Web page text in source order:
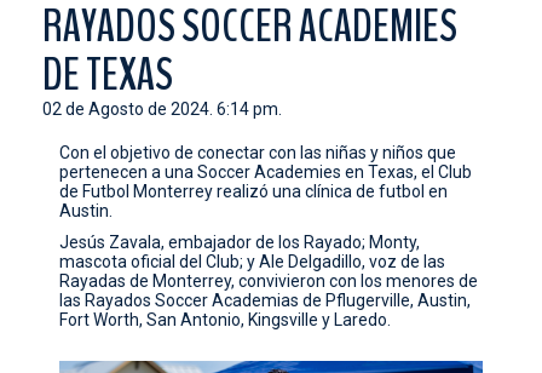
CONTACTO
RAYADOS SOCCER ACADEMIES
DE TEXAS
02 de Agosto de 2024. 6:14 pm.
Con el objetivo de conectar con las niñas y niños que
pertenecen a una Soccer Academies en Texas, el Club
de Futbol Monterrey realizó una clínica de futbol en
Austin.
Jesús Zavala, embajador de los Rayado; Monty,
mascota oficial del Club; y Ale Delgadillo, voz de las
Rayadas de Monterrey, convivieron con los menores de
las Rayados Soccer Academias de Pflugerville, ⁠Austin,
Fort Worth, San Antonio, Kingsville y Laredo.